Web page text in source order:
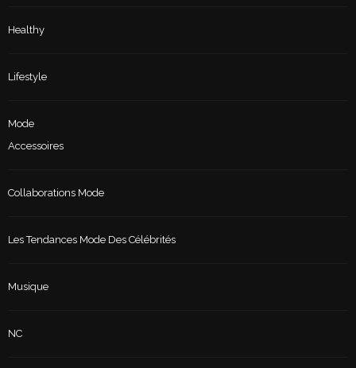
Healthy
Lifestyle
Mode
Accessoires
Collaborations Mode
Les Tendances Mode Des Célébrités
Musique
NC